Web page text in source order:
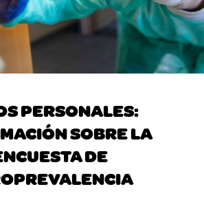
PERSONALES:
SOBRE LA
DE